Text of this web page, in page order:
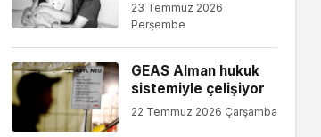
23 Temmuz 2026
Perşembe
GEAS Alman hukuk
sistemiyle çelişiyor
22 Temmuz 2026 Çarşamba